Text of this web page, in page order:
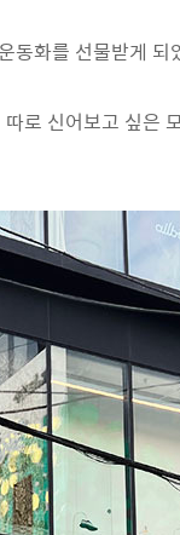
동화를 선물받게 되
로 신어보고 싶은